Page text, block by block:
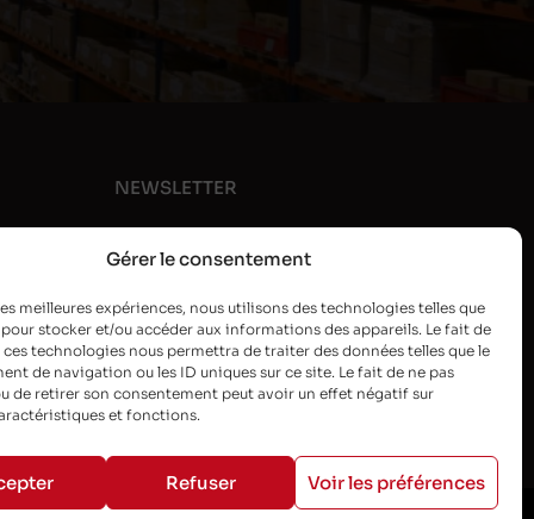
Gérer le consentement
meilleures expériences, nous utilisons des technologies telles que
stocker et/ou accéder aux informations des appareils. Le fait de
technologies nous permettra de traiter des données telles que le
de navigation ou les ID uniques sur ce site. Le fait de ne pas
de retirer son consentement peut avoir un effet négatif sur
et fonctions.
Refuser Voir les préférences
NEWSLETTER